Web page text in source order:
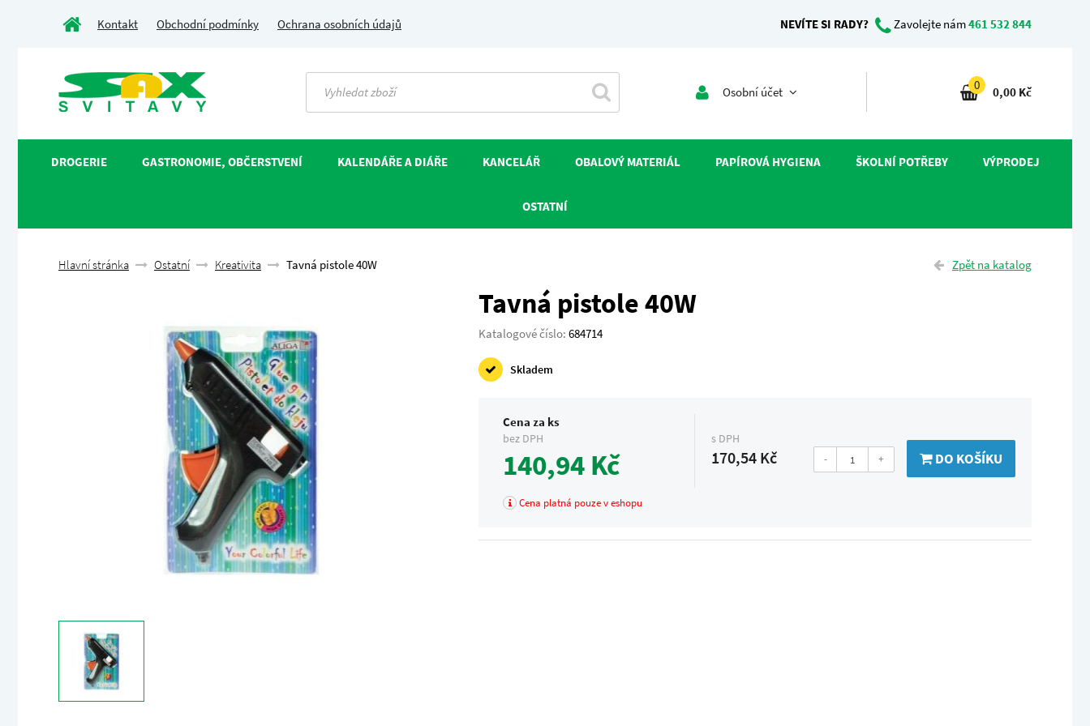
Kontakt Obchodní podmínky Ochrana osobních údajů NEVÍTE SI RADY? Zavolejte nám461 532 844
Osobní účet 0 0,00 Kč
DROGERIE GASTRONOMIE, OBČERSTVENÍ KALENDÁŘE A DIÁŘE KANCELÁŘ OBALOVÝ MATERIÁL PAPÍROVÁ HYGIENA ŠKOLNÍ POTŘEBY VÝPRODEJ
OSTATNÍ
Zpět na katalog
Hlavní stránka Ostatní Kreativita Tavná pistole 40W
Tavná pistole 40W
Katalogové číslo:684714
Skladem
Cena za ks
bez DPH
140,94 Kč
s DPH
170,54 Kč
Cena platná pouze v eshopu
- + DO KOŠÍKU